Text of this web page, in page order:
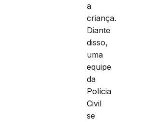
a
criança.
Diante
disso,
uma
equipe
da
Polícia
Civil
se